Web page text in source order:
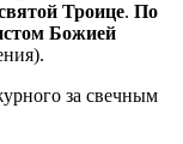
Троице. По
Божией
за свечным